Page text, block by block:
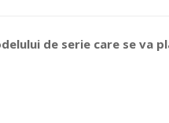
de serie care se va